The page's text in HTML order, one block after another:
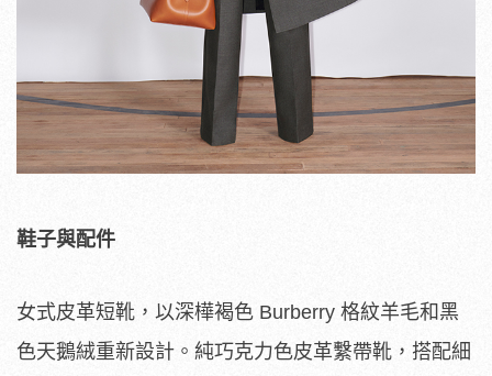
鞋子與配件
女式皮革短靴，以深樺褐色 Burberry 格紋羊毛和黑
色天鵝絨重新設計。純巧克力色皮革繫帶靴，搭配細